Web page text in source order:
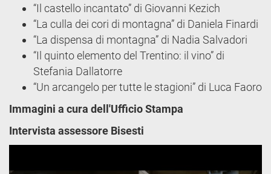
“Il castello incantato” di Giovanni Kezich
“La culla dei cori di montagna” di Daniela Finardi
“La dispensa di montagna” di Nadia Salvadori
“Il quinto elemento del Trentino: il vino” di
Stefania Dallatorre
“Un arcangelo per tutte le stagioni” di Luca Faoro
Immagini a cura dell'Ufficio Stampa
Intervista assessore Bisesti